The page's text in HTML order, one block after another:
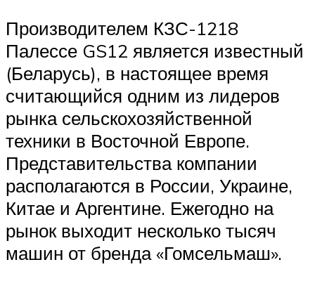
Производителем КЗС-1218
Палессе GS12 является известный
(Беларусь), в настоящее время
считающийся одним из лидеров
рынка сельскохозяйственной
техники в Восточной Европе.
Представительства компании
располагаются в России, Украине,
Китае и Аргентине. Ежегодно на
рынок выходит несколько тысяч
машин от бренда «Гомсельмаш».